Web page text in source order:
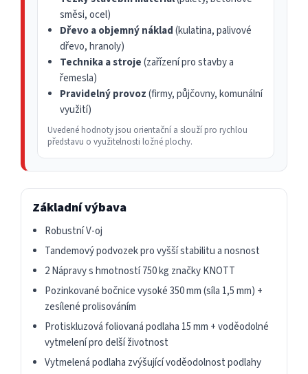
směsi, ocel)
Dřevo a objemný náklad(kulatina, palivové
dřevo, hranoly)
Technika a stroje(zařízení pro stavby a
řemesla)
Pravidelný provoz(firmy, půjčovny, komunální
využití)
Uvedené hodnoty jsou orientační a slouží pro rychlou
představu o využitelnosti ložné plochy.
Základní výbava
Robustní V-oj
Tandemový podvozek pro vyšší stabilitu a nosnost
2 Nápravy s hmotností 750 kg značky KNOTT
Pozinkované bočnice vysoké 350 mm (síla 1,5 mm) +
zesílené prolisováním
Protiskluzová foliovaná podlaha 15 mm + voděodolné
vytmelení pro delší životnost
Vytmelená podlaha zvýšující voděodolnost podlahy